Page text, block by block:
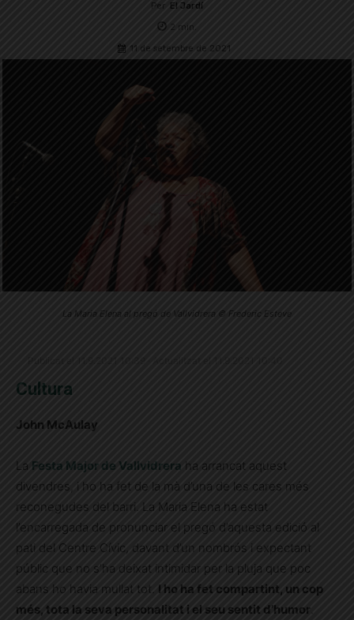
Per El Jardí
2 min.
11 de setembre de 2021
La Maria Elena al pregó de Vallvidrera © Frederic Esteve
Cultura
John McAulay
La Festa Major de Vallvidrera ha arrancat aquest
divendres, i ho ha fet de la mà d’una de les cares més
reconegudes del barri. La Maria Elena ha estat
l’encarregada de pronunciar el pregó d’aquesta edició al
pati del Centre Cívic, davant d’un nombrós i expectant
públic que no s’ha deixat intimidar per la pluja que poc
abans ho havia mullat tot. I ho ha fet compartint, un cop
més, tota la seva personalitat i el seu sentit d’humor